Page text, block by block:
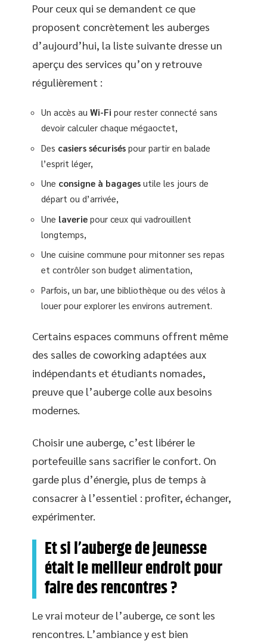
Pour ceux qui se demandent ce que
proposent concrètement les auberges
d’aujourd’hui, la liste suivante dresse un
aperçu des services qu’on y retrouve
régulièrement :
Un accès au Wi-Fi pour rester connecté sans
devoir calculer chaque mégaoctet,
Des casiers sécurisés pour partir en balade
l’esprit léger,
Une consigne à bagages utile les jours de
départ ou d’arrivée,
Une laverie pour ceux qui vadrouillent
longtemps,
Une cuisine commune pour mitonner ses repas
et contrôler son budget alimentation,
Parfois, un bar, une bibliothèque ou des vélos à
louer pour explorer les environs autrement.
Certains espaces communs offrent même
des salles de coworking adaptées aux
indépendants et étudiants nomades,
preuve que l’auberge colle aux besoins
modernes.
Choisir une auberge, c’est libérer le
portefeuille sans sacrifier le confort. On
garde plus d’énergie, plus de temps à
consacrer à l’essentiel : profiter, échanger,
expérimenter.
Et si l’auberge de jeunesse
était le meilleur endroit pour
faire des rencontres ?
Le vrai moteur de l’auberge, ce sont les
rencontres. L’ambiance y est bien